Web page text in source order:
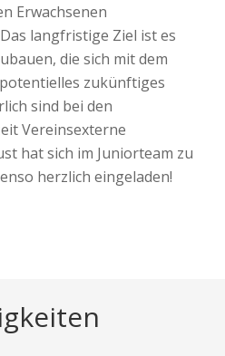
Erwachsenen
langfristige Ziel ist es
die sich mit dem
zukünftiges
sind bei den
Vereinsexterne
hat sich im Juniorteam zu
herzlich eingeladen!